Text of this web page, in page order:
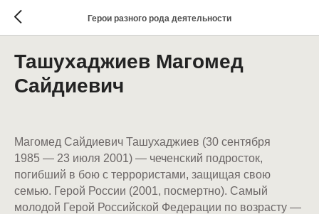
Герои разного рода деятельности
Ташухаджиев Магомед
Сайдиевич
Магомед Сайдиевич Ташухаджиев (30 сентября
1985 — 23 июля 2001) — чеченский подросток,
погибший в бою с террористами, защищая свою
семью. Герой России (2001, посмертно). Самый
молодой Герой Российской Федерации по возрасту —